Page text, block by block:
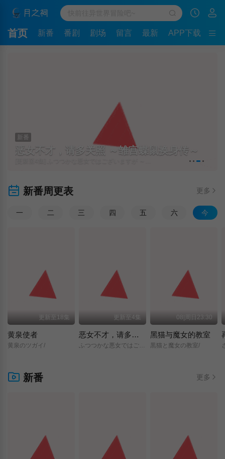
首页 新番 番剧 剧场 留言 最新 APP下载
新番
恶女不才，请多关照 ～雏宫蝶鼠换身传～
新番周更表 更多
一 二 三 四 五 六 今
更新至18集
黄泉使者
黄泉のツガイ/
更新至4集
恶女不才，请多关照 ～雏宫蝶鼠换身传～
ふつつかな悪女ではございますが/～雛宮蝶鼠とりかえ伝～/
08|周日23:30
黑猫与魔女的教室
黒猫と魔女の教室/
新番 更多